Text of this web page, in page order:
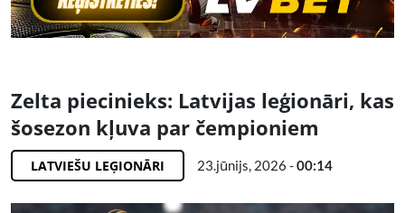
Zelta piecinieks: Latvijas leģionāri, kas
šosezon kļuva par čempioniem
LATVIEŠU LEĢIONĀRI 23.jūnijs, 2026 -00:14